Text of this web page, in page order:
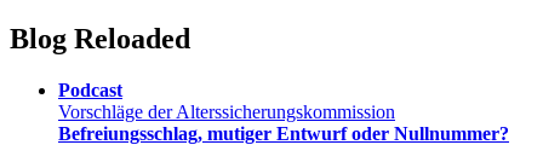
Blog Reloaded
Podcast
Vorschläge der Alterssicherungskommission
Befreiungsschlag, mutiger Entwurf oder Nullnummer?